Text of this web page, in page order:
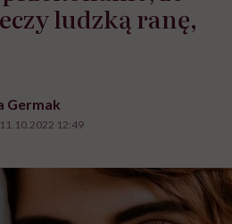
ludzką ranę,
Germak
11.10.2022 12:49